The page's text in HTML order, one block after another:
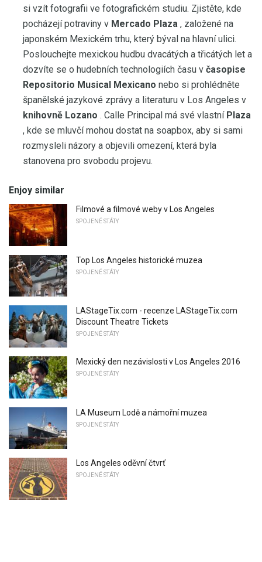
si vzít fotografii ve fotografickém studiu. Zjistěte, kde
pocházejí potraviny v Mercado Plaza , založené na
japonském Mexickém trhu, který býval na hlavní ulici.
Poslouchejte mexickou hudbu dvacátých a třicátých let a
dozvíte se o hudebních technologiích času v časopise
Repositorio Musical Mexicano nebo si prohlédněte
španělské jazykové zprávy a literaturu v Los Angeles v
knihovně Lozano . Calle Principal má své vlastní Plaza
, kde se mluvčí mohou dostat na soapbox, aby si sami
rozmysleli názory a objevili omezení, která byla
stanovena pro svobodu projevu.
Enjoy similar
Filmové a filmové weby v Los Angeles
SPOJENÉ STÁTY
Top Los Angeles historické muzea
SPOJENÉ STÁTY
LAStageTix.com - recenze LAStageTix.com
Discount Theatre Tickets
SPOJENÉ STÁTY
Mexický den nezávislosti v Los Angeles 2016
SPOJENÉ STÁTY
LA Museum Lodě a námořní muzea
SPOJENÉ STÁTY
Los Angeles oděvní čtvrť
SPOJENÉ STÁTY